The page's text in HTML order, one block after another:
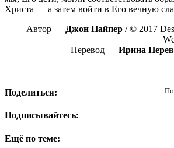
Христа — а затем войти в Его вечную
Автор — Джон Пайпер / © 2017
Перевод — Ирина
Поделиться:
Подписывайтесь:
Ещё по теме: